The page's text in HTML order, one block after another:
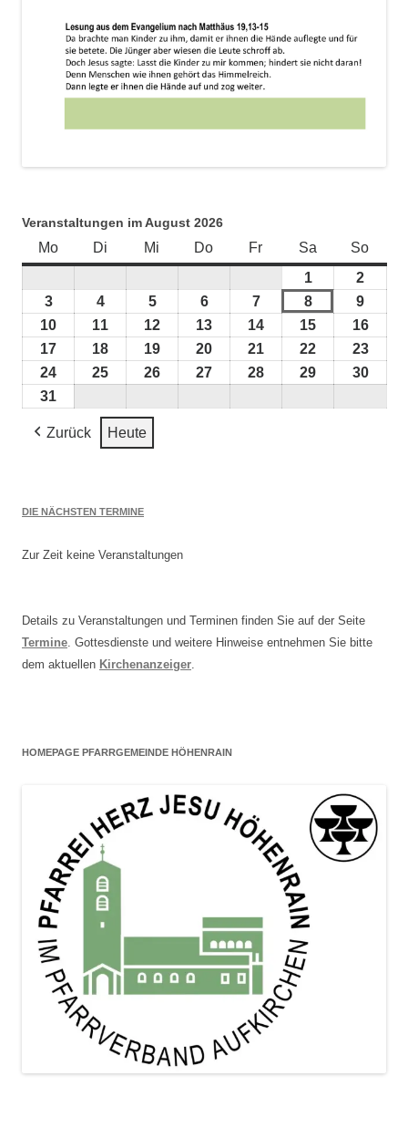
Veranstaltungen im August 2026
MoMontag
Di Dienstag
Mi Mittwoch
Do Donnerstag
Fr FreitagSa Samstag
So
11.
August
2026
2
2026
33.
August
2026
44.
August
2026
55.
August
2026
66.
August
2026
77.
August
2026
88.
August
2026
9
2026
10
August
11
August
12
August
13
August
14
August
15
August
1616.
2026
17
August
18
August
19
August
20
August
21
August
22
August
2323.
24 25
2026
26 27 28 29 3030.
31
August
2026
Zurück Heute
DIE NÄCHSTEN TERMINE
Zur Zeit keine Veranstaltungen
Details zu Veranstaltungen und Terminen finden Sie auf der Seite
Termine. Gottesdienste und weitere Hinweise entnehmen Sie bitte
dem aktuellen Kirchenanzeiger.
HOMEPAGE PFARRGEMEINDE HÖHENRAIN